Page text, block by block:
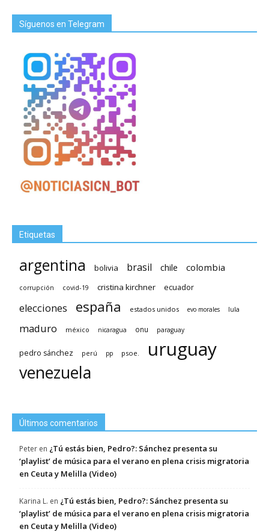
Síguenos en Telegram
Etiquetas
argentina bolivia brasil chile colombia
corrupción covid-19 cristina kirchner ecuador
elecciones españa estados unidos evo morales lula
maduro méxico nicaragua onu paraguay
pedro sánchez perú pp psoe. uruguay
venezuela
Últimos comentarios
Peter en ¿Tú estás bien, Pedro?: Sánchez presenta su
‘playlist’ de música para el verano en plena crisis migratoria
en Ceuta y Melilla (Video)
Karina L. en ¿Tú estás bien, Pedro?: Sánchez presenta su
‘playlist’ de música para el verano en plena crisis migratoria
en Ceuta y Melilla (Video)